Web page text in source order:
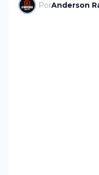
PorAnderson